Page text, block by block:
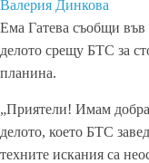
Валерия Динкова
Ема Гатева съобщи във
делото срещу БТС за
планина.
„Приятели! Имам
делото, което БТС
техните искания са